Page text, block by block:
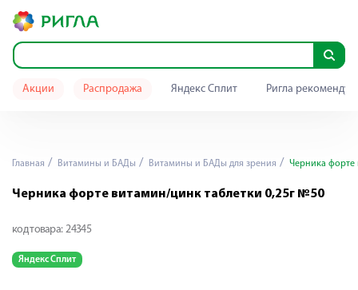
Акции Распродажа Яндекс Сплит Ригла
Главная Витамины и БАДы Витамины и БАДы для зрения Черника форте
Черника форте витамин/цинк таблетки 0,25г №50
код товара: 24345
Яндекс Сплит